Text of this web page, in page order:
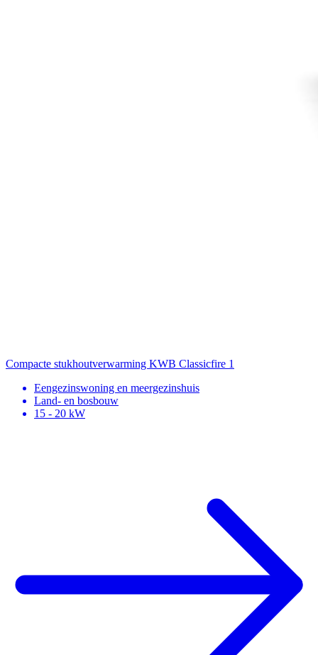
Compacte stukhoutverwarming KWB Classicfire 1
Eengezinswoning en meergezinshuis
Land- en bosbouw
15 - 20 kW